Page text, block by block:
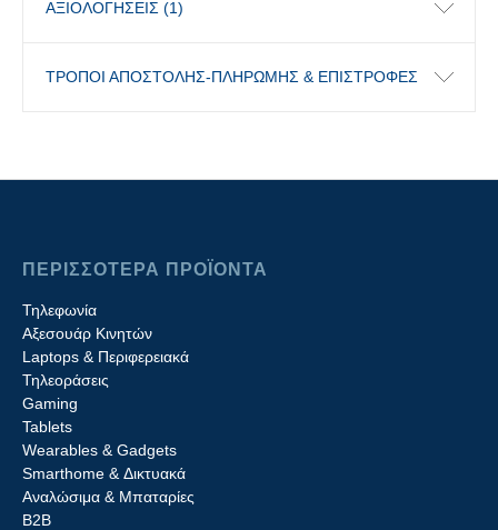
ΑΞΙΟΛΟΓΉΣΕΙΣ (1)
ΤΡΟΠΟΙ ΑΠΟΣΤΟΛΗΣ-ΠΛΗΡΩΜΗΣ & ΕΠΙΣΤΡΟΦΕΣ
ΠΕΡΙΣΣΟΤΕΡΑ ΠΡΟΪΟΝΤΑ
Τηλεφωνία
Αξεσουάρ Κινητών
Laptops & Περιφερειακά
Τηλεοράσεις
Gaming
Tablets
Wearables & Gadgets
Smarthome & Δικτυακά
Aναλώσιμα & Μπαταρίες
Β2B